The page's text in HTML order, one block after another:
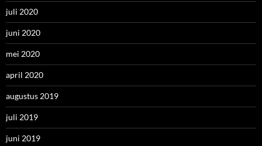
juli 2020
juni 2020
mei 2020
april 2020
augustus 2019
juli 2019
juni 2019